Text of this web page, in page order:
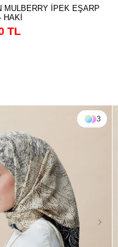
MULBERRY İPEK EŞARP
HAKİ
TL
3